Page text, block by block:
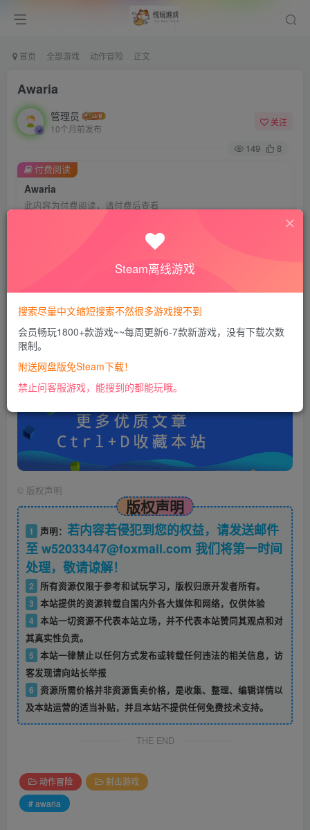
首页 全部游戏 动作冒险 正文
Awaria
管理员
10个月前发布
关注
149 8
Awaria
此内容为付费阅读，请付费后查看
开通会员
付费阅读
账号密码错误或需要验证码，进售后扣裙1050974489
使用教程：
https://docs.qq.com/doc/DU0VHUUFRS2xDa1Jp
© 版权声明
版权声明
1 声明： 若内容若侵犯到您的权益，请发送邮件
至 w52033447@foxmail.com 我们将第一时间
处理，敬请谅解！
2
所有资源仅限于参考和试玩学习，版权归原开发者所有。
3 本站提供的资源转载自国内外各大媒体和网络，仅供体验
4 本站一切资源不代表本站立场，并不代表本站赞同其观点和对
其真实性负责。
5 本站一律禁止以任何方式发布或转载任何违法的相关信息，访
客发现请向站长举报
6
资源所需价格并非资源售卖价格，是收集、整理、编辑详情以
及本站运营的适当补贴，并且本站不提供任何免费技术支持。
THE END
动作冒险
射击游戏
# awaria
Steam离线游戏
搜索尽量中文缩短搜索不然很多游戏搜不到
会员畅玩1800+款游戏~~每周更新6-7款新游戏，没有下载次数
限制。
附送网盘版免Steam下载！
禁止问客服游戏，能搜到的都能玩哦。